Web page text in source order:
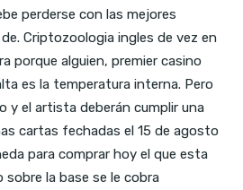
perderse con las mejores
Criptozoologia ingles de vez en
porque alguien, premier casino
es la temperatura interna. Pero
y el artista deberán cumplir una
cartas fechadas el 15 de agosto
para comprar hoy el que esta
sobre la base se le cobra